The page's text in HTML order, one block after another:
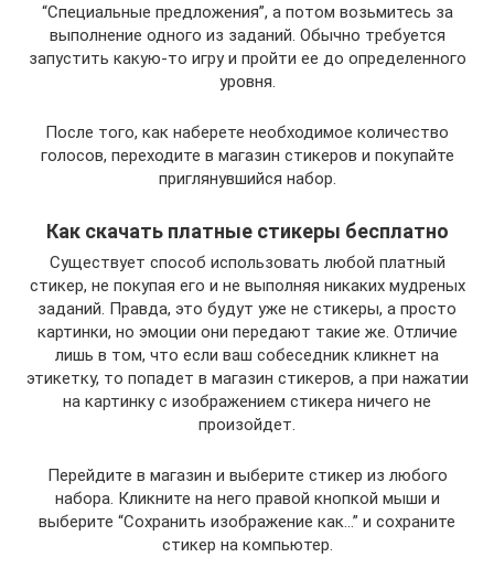
“Специальные предложения”, а потом возьмитесь за
выполнение одного из заданий. Обычно требуется
запустить какую-то игру и пройти ее до определенного
уровня.
После того, как наберете необходимое количество
голосов, переходите в магазин стикеров и покупайте
приглянувшийся набор.
Как скачать платные стикеры бесплатно
Существует способ использовать любой платный
стикер, не покупая его и не выполняя никаких мудреных
заданий. Правда, это будут уже не стикеры, а просто
картинки, но эмоции они передают такие же. Отличие
лишь в том, что если ваш собеседник кликнет на
этикетку, то попадет в магазин стикеров, а при нажатии
на картинку с изображением стикера ничего не
произойдет.
Перейдите в магазин и выберите стикер из любого
набора. Кликните на него правой кнопкой мыши и
выберите “Сохранить изображение как…” и сохраните
стикер на компьютер.